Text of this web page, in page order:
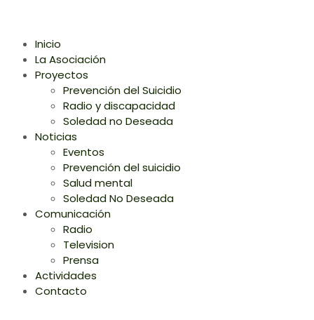
Inicio
La Asociación
Proyectos
Prevención del Suicidio
Radio y discapacidad
Soledad no Deseada
Noticias
Eventos
Prevención del suicidio
Salud mental
Soledad No Deseada
Comunicación
Radio
Television
Prensa
Actividades
Contacto